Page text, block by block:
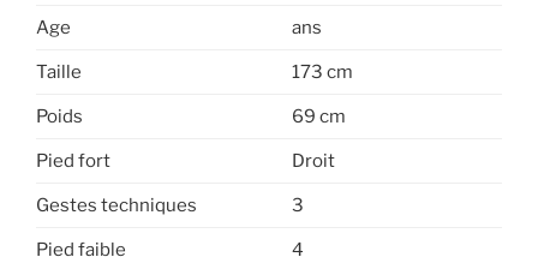
Age ans
Taille 173 cm
Poids 69 cm
Pied fort Droit
Gestes techniques 3
Pied faible 4